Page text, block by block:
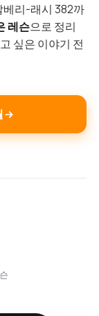
베리-래시 382까
레슨으로 정리
싶은 이야기 전